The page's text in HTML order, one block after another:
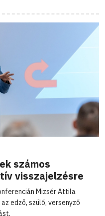
számos
visszajelzésre
Mizsér Attila
edző, szülő, versenyző